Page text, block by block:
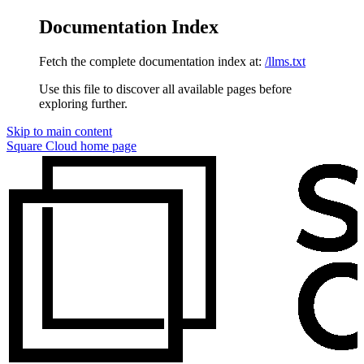
Documentation Index
Fetch the complete documentation index at: /llms.txt
Use this file to discover all available pages before
exploring further.
Skip to main content
Square Cloud home page